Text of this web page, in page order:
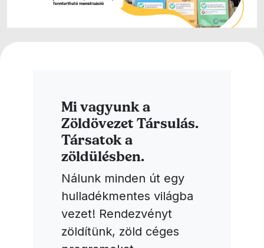
Mi vagyunk a
Zöldövezet Társulás.
Társatok a
zöldülésben.
Nálunk minden út egy
hulladékmentes világba
vezet! Rendezvényt
zöldítünk, zöld céges